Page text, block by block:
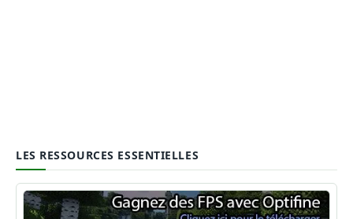
LES RESSOURCES ESSENTIELLES